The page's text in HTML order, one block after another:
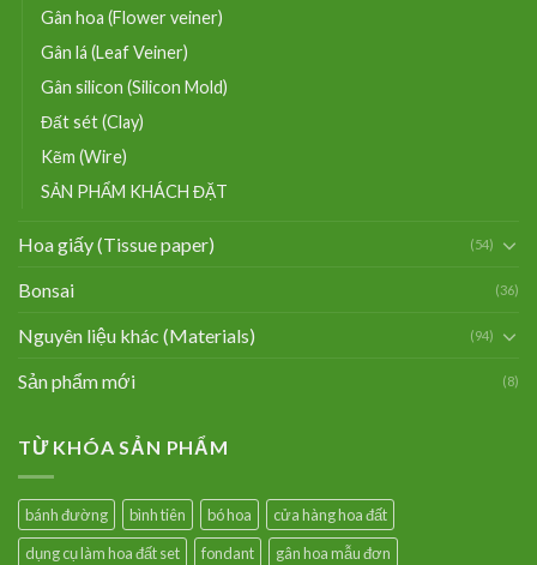
Gân hoa (Flower veiner)
Gân lá (Leaf Veiner)
Gân silicon (Silicon Mold)
Đất sét (Clay)
Kẽm (Wire)
SẢN PHẨM KHÁCH ĐẶT
Hoa giấy (Tissue paper) (54)
Bonsai (36)
Nguyên liệu khác (Materials) (94)
Sản phẩm mới (8)
TỪ KHÓA SẢN PHẨM
bánh đường bình tiên bó hoa
cửa hàng hoa đất
dụng cụ làm hoa đất set
fondant
gân hoa mẫu đơn